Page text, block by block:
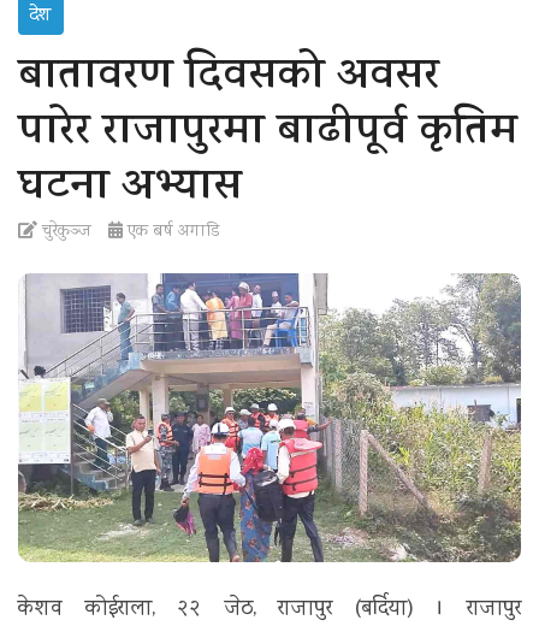
N
a
v
t
o
n
देश
बातावरण दिवसको अवसर
पारेर राजापुरमा बाढीपूर्व कृतिम
घटना अभ्यास
चुरेकुञ्ज एक बर्ष अगाडि
केशव कोईराला, २२ जेठ, राजापुर (बर्दिया) । राजापुर